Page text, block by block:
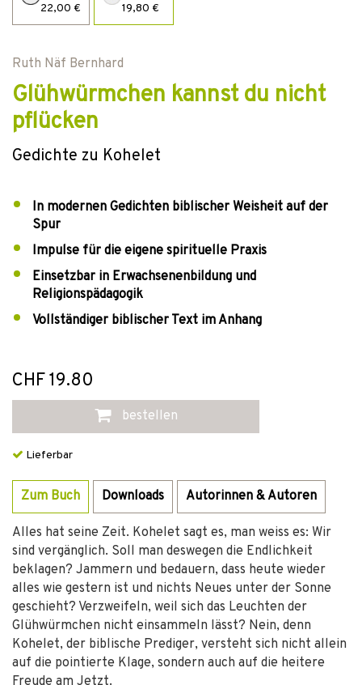
22,00 € 19,80 €
Ruth Näf Bernhard
Glühwürmchen kannst du nicht
pflücken
Gedichte zu Kohelet
In modernen Gedichten biblischer Weisheit auf der
Spur
Impulse für die eigene spirituelle Praxis
Einsetzbar in Erwachsenenbildung und
Religionspädagogik
Vollständiger biblischer Text im Anhang
CHF 19.80
bestellen
Lieferbar
Zum Buch Downloads Autorinnen & Autoren
Alles hat seine Zeit. Kohelet sagt es, man weiss es: Wir
sind vergänglich. Soll man deswegen die Endlichkeit
beklagen? Jammern und bedauern, dass heute wieder
alles wie gestern ist und nichts Neues unter der Sonne
geschieht? Verzweifeln, weil sich das Leuchten der
Glühwürmchen nicht einsammeln lässt? Nein, denn
Kohelet, der biblische Prediger, versteht sich nicht allein
auf die pointierte Klage, sondern auch auf die heitere
Freude am Jetzt.